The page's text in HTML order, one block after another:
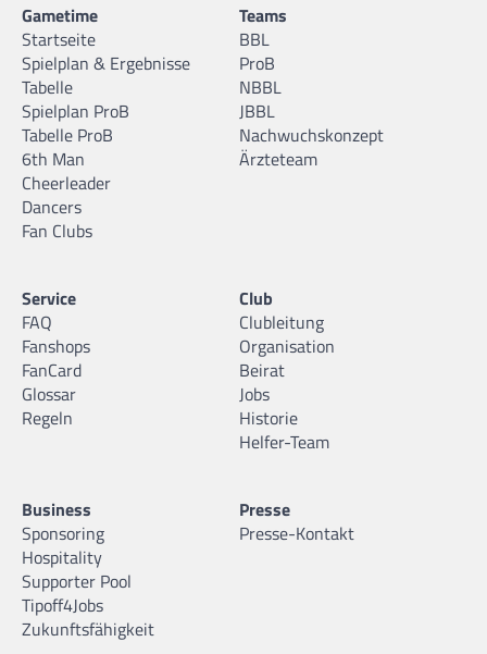
Gametime
Startseite
Spielplan & Ergebnisse
Tabelle
Spielplan ProB
Tabelle ProB
6th Man
Cheerleader
Dancers
Fan Clubs
Teams
BBL
ProB
NBBL
JBBL
Nachwuchskonzept
Ärzteteam
Service
FAQ
Fanshops
FanCard
Glossar
Regeln
Club
Clubleitung
Organisation
Beirat
Jobs
Historie
Helfer-Team
Business
Sponsoring
Hospitality
Supporter Pool
Tipoff4Jobs
Zukunftsfähigkeit
Presse
Presse-Kontakt